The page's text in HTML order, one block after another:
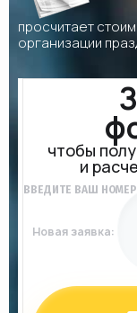
просчитает
организации
чтобы
и
ВВЕДИТЕ ВАШ
Новая заявка: